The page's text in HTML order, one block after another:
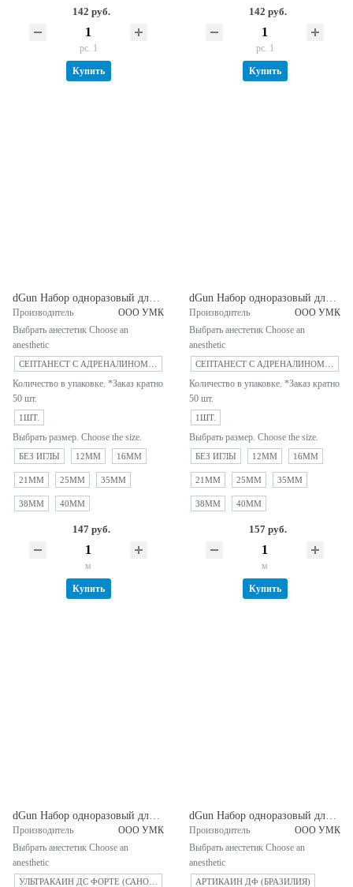
142 руб.
pc. 1
Купить
142 руб.
pc. 1
Купить
Производитель
ООО УМК
Выбрать анестетик Choose an
anesthetic
Количество в упаковке. *Заказ кратно
50 шт.
1ШТ.
Выбрать размер. Choose the size.
БЕЗ ИГЛЫ 12MM 16MM
21MM 25MM 35MM
38MM 40MM
147 руб.
м
Купить
Производитель
ООО УМК
Выбрать анестетик Choose an
anesthetic
Количество в упаковке. *Заказ кратно
50 шт.
1ШТ.
Выбрать размер. Choose the size.
БЕЗ ИГЛЫ 12MM 16MM
21MM 25MM 35MM
38MM 40MM
157 руб.
м
Купить
Производитель
ООО УМК
Выбрать анестетик Choose an
anesthetic
Производитель
ООО УМК
Выбрать анестетик Choose an
anesthetic
АРТИКАИН ДФ (БРАЗИЛИЯ)